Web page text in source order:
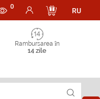
0
RU
Rambursarea în
14 zile